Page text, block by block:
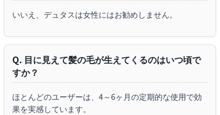
いいえ、デュタスは女性にはお勧めしません。
Q. 目に見えて髪の毛が生えてくるのはいつ頃で
すか？
ほとんどのユーザーは、4～6ヶ月の定期的な使用で効
果を実感しています。